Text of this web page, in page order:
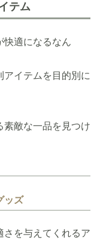
テム
快適になるなん
アイテムを目的別に
素敵な一品を見つけ
ッズ
さを与えてくれるア